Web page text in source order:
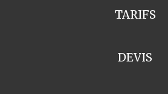
TARIFS
DEVIS